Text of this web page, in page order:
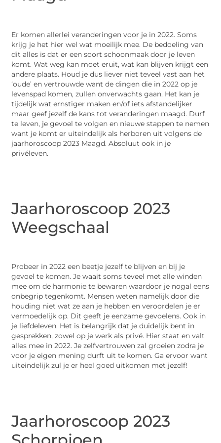
Er komen allerlei veranderingen voor je in 2022. Soms
krijg je het hier wel wat moeilijk mee. De bedoeling van
dit alles is dat er een soort schoonmaak door je leven
komt. Wat weg kan moet eruit, wat kan blijven krijgt een
andere plaats. Houd je dus liever niet teveel vast aan het
‘oude’ en vertrouwde want de dingen die in 2022 op je
levenspad komen, zullen onverwachts gaan. Het kan je
tijdelijk wat ernstiger maken en/of iets afstandelijker
maar geef jezelf de kans tot veranderingen maagd. Durf
te leven, je gevoel te volgen en nieuwe stappen te nemen
want je komt er uiteindelijk als herboren uit volgens de
jaarhoroscoop 2023 Maagd. Absoluut ook in je
privéleven.
Jaarhoroscoop 2023
Weegschaal
Probeer in 2022 een beetje jezelf te blijven en bij je
gevoel te komen. Je waait soms teveel met alle winden
mee om de harmonie te bewaren waardoor je nogal eens
onbegrip tegenkomt. Mensen weten namelijk door die
houding niet wat ze aan je hebben en veroordelen je er
vermoedelijk op. Dit geeft je eenzame gevoelens. Ook in
je liefdeleven. Het is belangrijk dat je duidelijk bent in
gesprekken, zowel op je werk als privé. Hier staat en valt
alles mee in 2022. Je zelfvertrouwen zal groeien zodra je
voor je eigen mening durft uit te komen. Ga ervoor want
uiteindelijk zul je er heel goed uitkomen met jezelf!
Jaarhoroscoop 2023